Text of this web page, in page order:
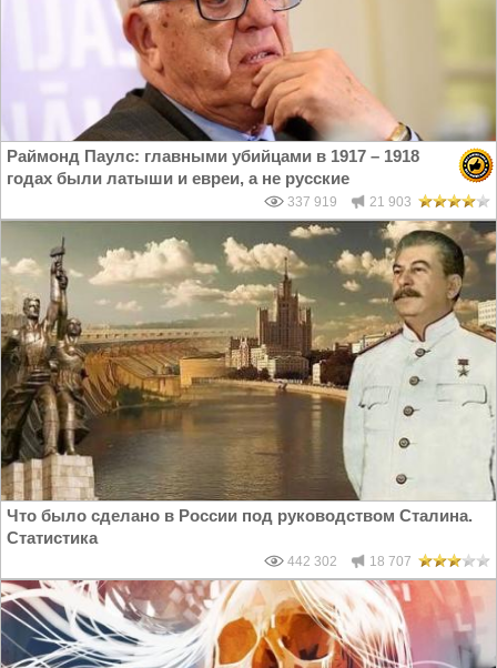
Раймонд Паулс: главными убийцами в 1917 – 1918
годах были латыши и евреи, а не русские
337 919 21 903
Что было сделано в России под руководством Сталина.
Статистика
442 302 18 707